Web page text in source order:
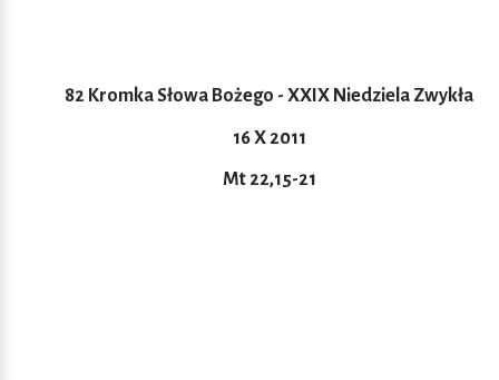
82 Kromka Słowa Bożego - XXIX Niedziela Zwykła
16 X 2011
Mt 22,15-21